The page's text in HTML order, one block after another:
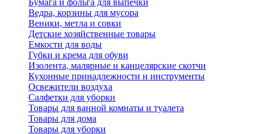
Бумага и фольга для выпечки
Ведра, корзины для мусора
Веники, метла и совки
Детские хозяйственные товары
Емкости для воды
Губки и крема для обуви
Изолента, малярные и канцелярские скотчи
Кухонные принадлежности и инструменты
Освежители воздуха
Салфетки для уборки
Товары для ванной комнаты и туалета
Товары для дома
Товары для уборки